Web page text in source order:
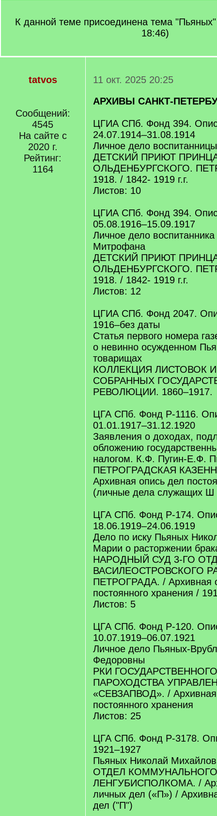
К данной теме присоединена тема
18:46)
tatvos
Сообщений:
4545
На сайте с
2020 г.
Рейтинг:
1164
11 окт. 2025 20:25
АРХИВЫ САНКТ-
ЦГИА СПб. Фонд 394.
24.07.1914–31.08.1914
Личное дело
ДЕТСКИЙ ПРИЮТ
ОЛЬДЕНБУРГСКОГО.
1918. / 1842- 1919 г.г.
Листов: 10
ЦГИА СПб. Фонд 394.
05.08.1916–15.09.1917
Личное дело
Митрофана
ДЕТСКИЙ ПРИЮТ
ОЛЬДЕНБУРГСКОГО.
1918. / 1842- 1919 г.г.
Листов: 12
ЦГИА СПб. Фонд 2047.
1916–без даты
Статья первого номера
о невинно осужденном
товарищах
КОЛЛЕКЦИЯ ЛИСТОВОК
СОБРАННЫХ
РЕВОЛЮЦИИ. 1860–1917.
ЦГА СПб. Фонд Р-1116.
01.01.1917–31.12.1920
Заявления о доходах,
обложению
налогом. К.Ф. Пугин-Е.Ф.
ПЕТРОГРАДСКАЯ
Архивная опись дел
(личные дела служащих
ЦГА СПб. Фонд Р-174.
18.06.1919–24.06.1919
Дело по иску Пьяных
Марии о расторжении
НАРОДНЫЙ СУД 3-ГО
ВАСИЛЕОСТРОВСКОГО
ПЕТРОГРАДА. / Архивная
постоянного хранения /
Листов: 5
ЦГА СПб. Фонд Р-120.
10.07.1919–06.07.1921
Личное дело Пьяных-
Федоровны
РКИ
ПАРОХОДСТВА
«СЕВЗАПВОД». / Архивная
постоянного хранения
Листов: 25
ЦГА СПб. Фонд Р-3178.
1921–1927
Пьяных Николай
ОТДЕЛ
ЛЕНГУБИСПОЛКОМА. /
личных дел («П») /
дел ("П")